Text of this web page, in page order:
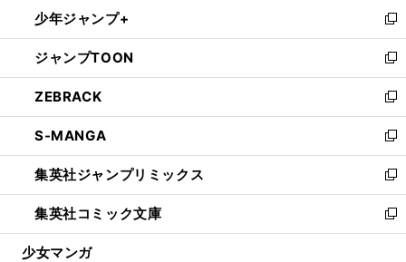
く
で
開
く
ド
ウ
で
開
く
ィ
ン
ド
ウ
で
開
く
い
ウ
ィ
ン
ド
ウ
で
開
く
少年ジャンプ+
新
し
い
ウ
ィ
ン
ド
ウ
で
開
く
ジャンプTOON
新
し
い
ウ
ィ
ン
ド
ウ
で
開
ZEBRACK
新
し
い
ウ
ィ
ン
ド
ウ
S-MANGA
新
し
い
ウ
ィ
ン
集英社ジャンプリミックス
新
し
い
ウ
集英社コミック文庫
新
し
少女マンガ